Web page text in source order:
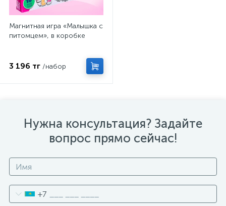
Магнитная игра «Малышка с
питомцем», в коробке
3 196 тг /набор
Нужна консультация? Задайте
вопрос прямо сейчас!
+7